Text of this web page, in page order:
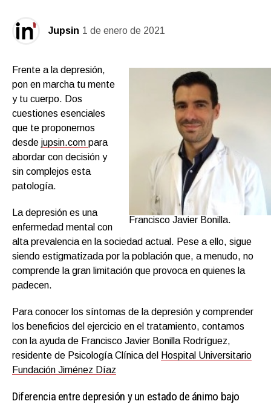
Jupsin 1 de enero de 2021
Francisco Javier Bonilla.
Frente a la depresión,
pon en marcha tu mente
y tu cuerpo. Dos
cuestiones esenciales
que te proponemos
desde jupsin.com para
abordar con decisión y
sin complejos esta
patología.
La depresión es una
enfermedad mental con
alta prevalencia en la sociedad actual. Pese a ello, sigue
siendo estigmatizada por la población que, a menudo, no
comprende la gran limitación que provoca en quienes la
padecen.
Para conocer los síntomas de la depresión y comprender
los beneficios del ejercicio en el tratamiento, contamos
con la ayuda de Francisco Javier Bonilla Rodríguez,
residente de Psicología Clínica del Hospital Universitario
Fundación Jiménez Díaz
Diferencia entre depresión y un estado de ánimo bajo